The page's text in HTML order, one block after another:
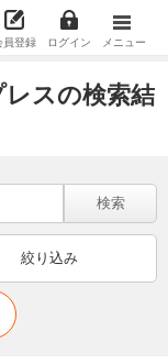
員登録 ログイン メニュー
スの検索結
検索
絞り込み